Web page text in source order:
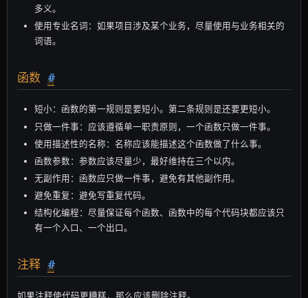
多义。
使用专业名词：如果项目涉及某个业务，尽量使用与业务相关的
词语。
函数 #
短小：函数的第一规则是要短小。第二条规则是还要更短小。
只做一件事：应该遵循单一职责原则，一个函数只做一件事。
使用描述性的名称：名称应该能描述这个函数做了什么事。
函数参数：参数应该尽量少，最好维持在三个以内。
无副作用：函数应只做一件事，避免有其他副作用。
避免重复：避免写重复代码。
结构化编程：尽量保证每个函数、函数中的每个代码块都应该只
有一个入口、一个出口。
注释 #
如果注释使代码更糟糕，那么应该删除注释。